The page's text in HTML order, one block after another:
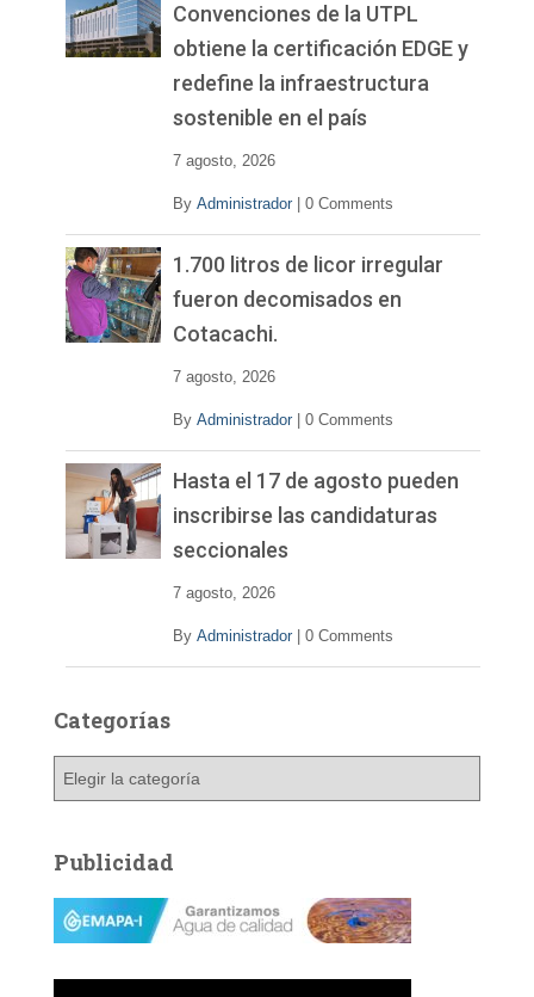
Convenciones de la UTPL
obtiene la certificación EDGE y
redefine la infraestructura
sostenible en el país
7 agosto, 2026
By Administrador 0 Comments
1.700 litros de licor irregular
fueron decomisados en
Cotacachi.
7 agosto, 2026
By Administrador 0 Comments
Hasta el 17 de agosto pueden
inscribirse las candidaturas
seccionales
7 agosto, 2026
By Administrador 0 Comments
Categorías
g
o
a
Publicidad